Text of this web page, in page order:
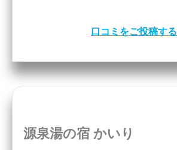
口コミをご投稿する
源泉湯の宿 かいり